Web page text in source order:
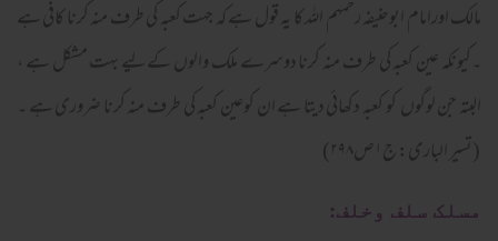
مالک اورامام ابوحنیفہ رحمہم اللہ کا یہ قول ہے کہ جہت کعبہ کی طرف منہ کرنا کافی ہے
۔کیونکہ عین کعبہ کی طرف منہ کرنا دوسرے ملک والوں کےلیے بہت مشکل ہے ،
البتہ جن لوگوں کو کعبہ دکھائی دیتا ہے ان کوعین کعبہ کی طرف منہ کرنا ضروری ہے ۔
(تسیر الباری: ج۱ص۲۹۸)
مسلک سلف وخلف: